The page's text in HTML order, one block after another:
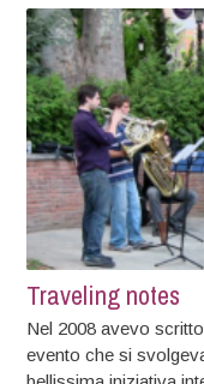
Traveling notes
Nel 2008 avevo
evento che si